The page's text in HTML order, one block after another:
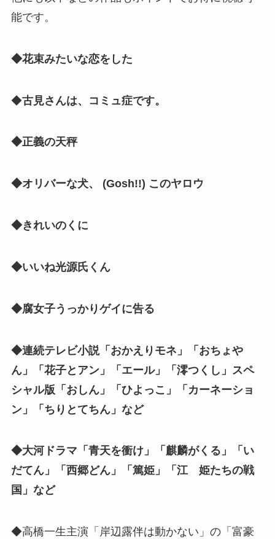
能です。
◆花束みたいな恋をした
◆古見さんは、コミュ症です。
◆正義の天秤
◆オリバーな犬、 (Gosh!!) このヤロウ
◆きれいのくに
◆いいね光源氏くん
◆腐女子うっかりゲイに告る
◆連続テレビ小説「おかえりモネ」「おちょや
ん」「花子とアン」「エール」「澪つくし」スペ
シャル版「おしん」「ひよっこ」「カーネーショ
ン」「ちりとてちん」など
◆大河ドラマ「青天を衝け」「麒麟がくる」「い
だてん」「西郷どん」「篤姫」「江 姫たちの戦
国」など
◆高橋一生主演「岸辺露伴は動かない」の「富豪